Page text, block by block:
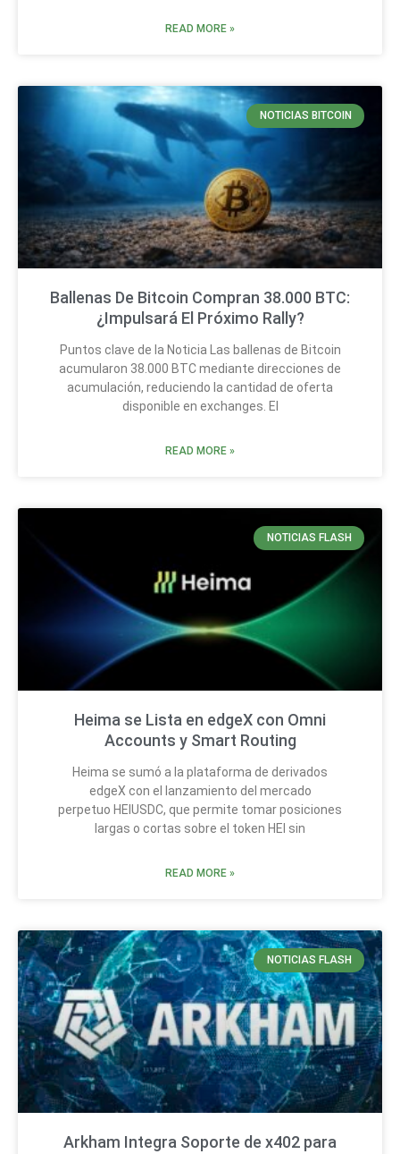
READ MORE »
NOTICIAS BITCOIN
Ballenas De Bitcoin Compran 38.000 BTC:
¿Impulsará El Próximo Rally?
Puntos clave de la Noticia Las ballenas de Bitcoin
acumularon 38.000 BTC mediante direcciones de
acumulación, reduciendo la cantidad de oferta
disponible en exchanges. El
READ MORE »
NOTICIAS FLASH
Heima se Lista en edgeX con Omni
Accounts y Smart Routing
Heima se sumó a la plataforma de derivados
edgeX con el lanzamiento del mercado
perpetuo HEIUSDC, que permite tomar posiciones
largas o cortas sobre el token HEI sin
READ MORE »
NOTICIAS FLASH
Arkham Integra Soporte de x402 para